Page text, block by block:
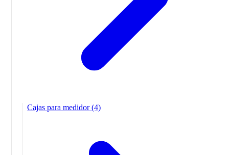
Cajas para medidor (4)